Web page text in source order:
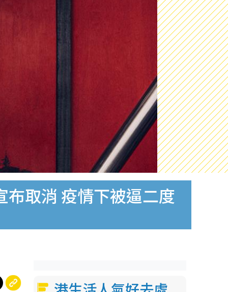
布取消 疫情下被逼二度